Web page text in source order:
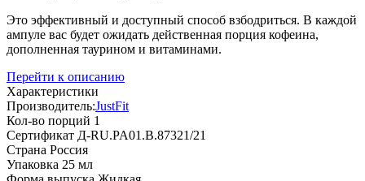
Это эффективный и доступный способ взбодриться. В каждой
ампуле вас будет ожидать действенная порция кофеина,
дополненная таурином и витаминами.
Перейти к описанию
Характеристики
Производитель:JustFit
Кол-во порций 1
Сертификат Д-RU.PA01.B.87321/21
Страна Россия
Упаковка 25 мл